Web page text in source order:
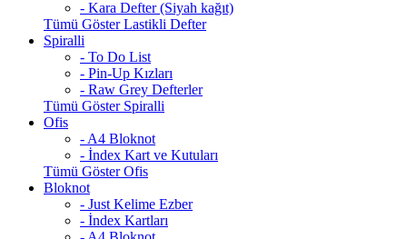
- Kara Defter (Siyah kağıt)
Tümü Göster Lastikli Defter
Spiralli
- To Do List
- Pin-Up Kızları
- Raw Grey Defterler
Tümü Göster Spiralli
Ofis
- A4 Bloknot
- İndex Kart ve Kutuları
Tümü Göster Ofis
Bloknot
- Just Kelime Ezber
- İndex Kartları